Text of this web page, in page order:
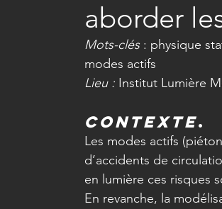
aborder
Mots-clés : physique
modes actifs
Lieu : Institut Lumière
Contexte.
Les modes actifs
d’accidents de
en lumière ces risques
En revanche, la